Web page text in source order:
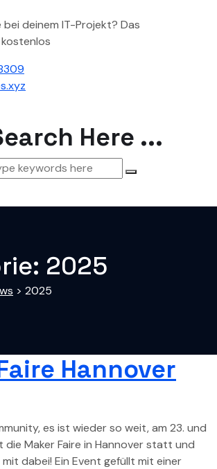
deinem IT-Projekt? Das
Here ...
2025
> 2025
Hannover
es ist wieder so weit, am 23. und
Maker Faire in Hannover statt und
dabei! Ein Event gefüllt mit einer